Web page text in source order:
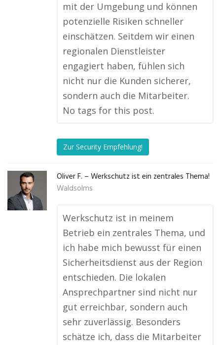
mit der Umgebung und können
potenzielle Risiken schneller
einschätzen. Seitdem wir einen
regionalen Dienstleister
engagiert haben, fühlen sich
nicht nur die Kunden sicherer,
sondern auch die Mitarbeiter.
No tags for this post.
Zur Security Empfehlung!
Oliver F. – Werkschutz ist ein zentrales Thema!
Waldsolms
Werkschutz ist in meinem
Betrieb ein zentrales Thema, und
ich habe mich bewusst für einen
Sicherheitsdienst aus der Region
entschieden. Die lokalen
Ansprechpartner sind nicht nur
gut erreichbar, sondern auch
sehr zuverlässig. Besonders
schätze ich, dass die Mitarbeiter